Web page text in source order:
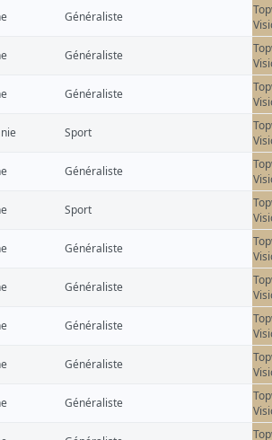
Généraliste
Généraliste
Généraliste
Sport
Généraliste
Sport
Généraliste
Généraliste
Généraliste
Généraliste
Généraliste